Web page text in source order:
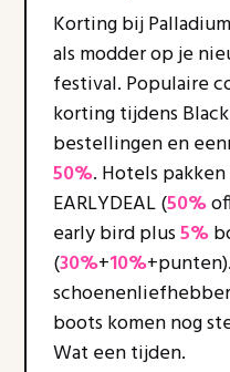
Korting bij
als modder op je
festival. Populaire
korting tijdens
bestellingen en
50%. Hotels
EARLYDEAL (50%
early bird plus5%
(30%+10%
boots komen nog
Wat een tijden.